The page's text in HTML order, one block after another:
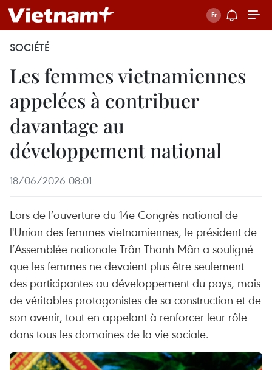
SOCIÉTÉ
Les femmes vietnamiennes
appelées à contribuer
davantage au
développement national
18/06/2026 08:01
Lors de l’ouverture du 14e Congrès national de
l'Union des femmes vietnamiennes, le président de
l’Assemblée nationale Trân Thanh Mân a souligné
que les femmes ne devaient plus être seulement
des participantes au développement du pays, mais
de véritables protagonistes de sa construction et de
son avenir, tout en appelant à renforcer leur rôle
dans tous les domaines de la vie sociale.